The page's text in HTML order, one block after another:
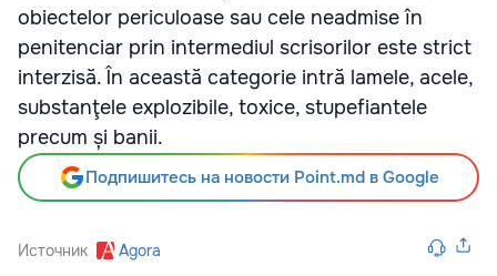
obiectelor periculoase sau cele neadmise în
penitenciar prin intermediul scrisorilor este strict
interzisă. În această categorie intră lamele, acele,
substanţele explozibile, toxice, stupefiantele
precum și banii.
Подпишитесь на новости Point.md в Google
Источник Agora